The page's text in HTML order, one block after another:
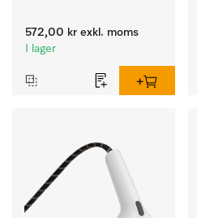
572,00 kr exkl. moms
I lager